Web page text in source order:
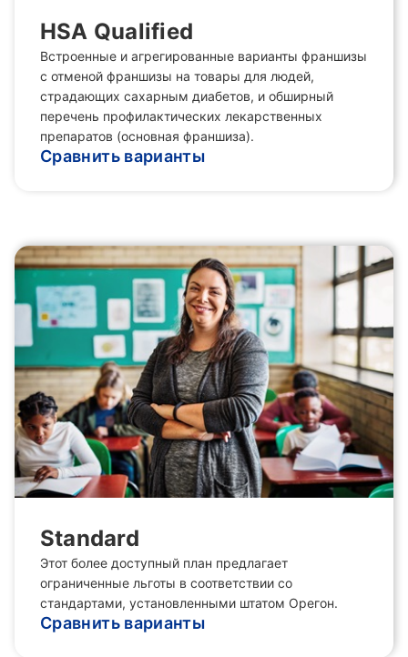
HSA Qualified
Встроенные и агрегированные варианты франшизы
с отменой франшизы на товары для людей,
страдающих сахарным диабетов, и обширный
перечень профилактических лекарственных
препаратов (основная франшиза).
Сравнить варианты
Standard
Этот более доступный план предлагает
ограниченные льготы в соответствии со
стандартами, установленными штатом Орегон.
Сравнить варианты